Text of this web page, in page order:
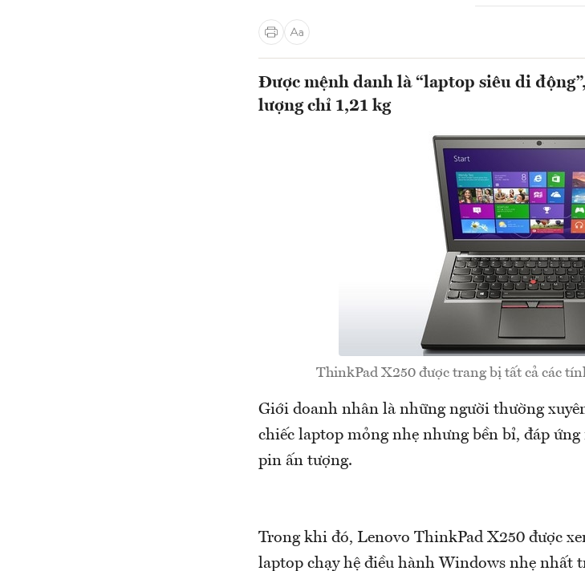
Được mệnh danh là “laptop siêu di
lượng chỉ 1,21 kg
ThinkPad X250 được trang bị tất cả các
Giới doanh nhân là những người thường
chiếc laptop mỏng nhẹ nhưng bền bỉ, đáp
pin ấn tượng.
Trong khi đó, Lenovo ThinkPad X250 được
laptop chạy hệ điều hành Windows nhẹ nhất